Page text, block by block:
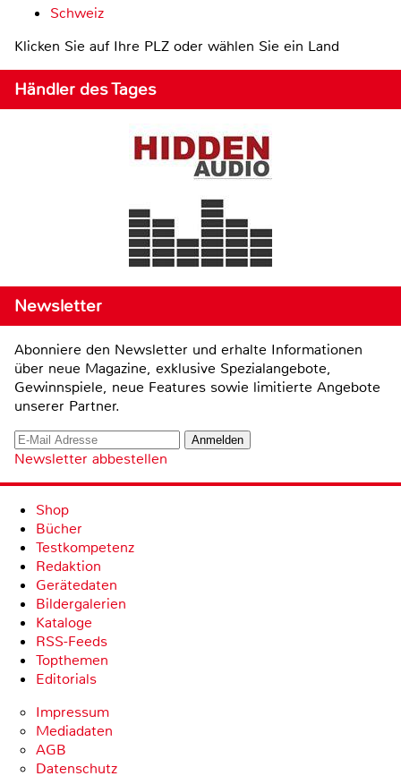
Schweiz
Klicken Sie auf Ihre PLZ oder wählen Sie ein Land
Händler des Tages
Newsletter
Abonniere den Newsletter und erhalte Informationen
über neue Magazine, exklusive Spezialangebote,
Gewinnspiele, neue Features sowie limitierte Angebote
unserer Partner.
Newsletter abbestellen
Shop
Bücher
Testkompetenz
Redaktion
Gerätedaten
Bildergalerien
Kataloge
RSS-Feeds
Topthemen
Editorials
Impressum
Mediadaten
AGB
Datenschutz